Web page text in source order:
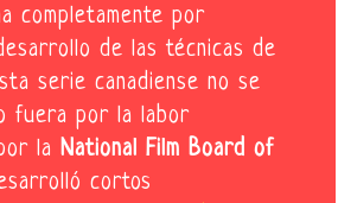
completamente por
de las técnicas de
serie canadiense no se
fuera por la labor
por laNational Film Board of
cortos